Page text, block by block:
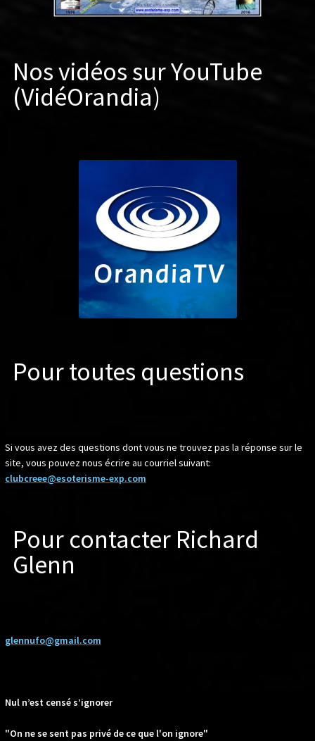
Nos vidéos sur YouTube
(VidéOrandia)
Pour toutes questions
Si vous avez des questions dont vous ne trouvez pas la réponse sur le
site, vous pouvez nous écrire au courriel suivant:
clubcreee@esoterisme-exp.com
Pour contacter Richard
Glenn
glennufo@gmail.com
Nul n’est censé s’ignorer
"On ne se sent pas privé de ce que l'on ignore"